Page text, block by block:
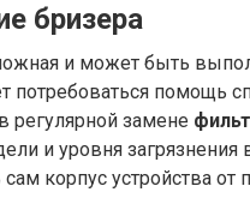
бризера
и может быть
помощь
регулярной замене
и уровня загрязнения
корпус устройства от